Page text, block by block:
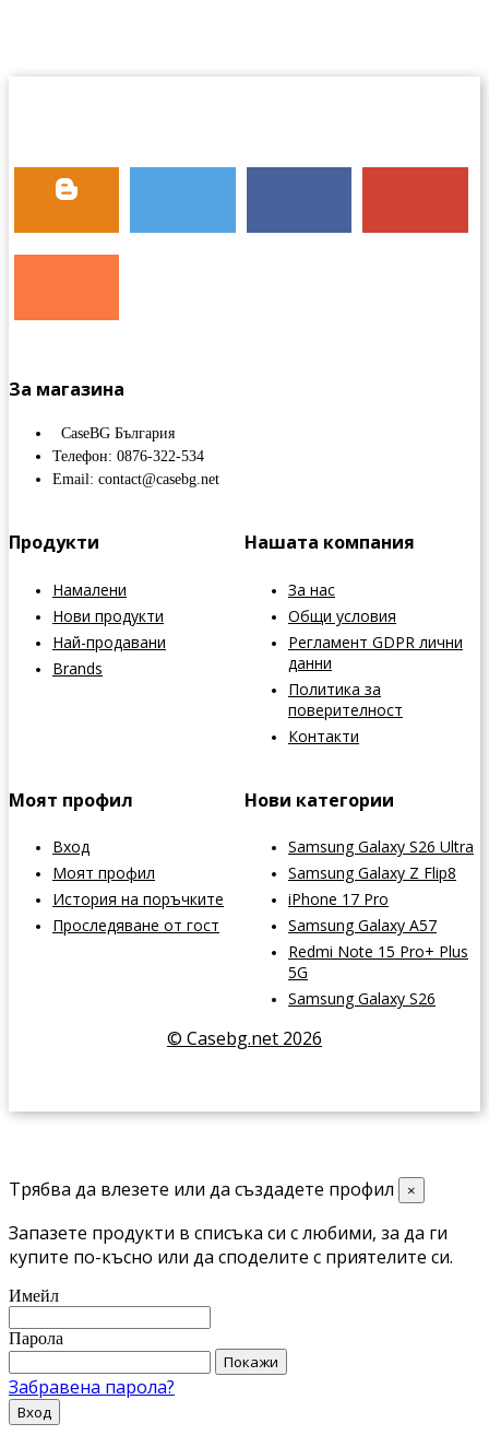
За магазина
CaseBG България
Телефон: 0876-322-534
Email: contact@casebg.net
Продукти
Намалени
Нови продукти
Най-продавани
Brands
Нашата компания
За нас
Общи условия
Регламент GDPR лични
данни
Политика за
поверителност
Контакти
Моят профил
Вход
Моят профил
История на поръчките
Проследяване от гост
Нови категории
Samsung Galaxy S26 Ultra
Samsung Galaxy Z Flip8
iPhone 17 Pro
Samsung Galaxy A57
Redmi Note 15 Pro+ Plus
5G
Samsung Galaxy S26
© Casebg.net 2026
Трябва да влезете или да създадете профил ×
Запазете продукти в списъка си с любими, за да ги
купите по-късно или да споделите с приятелите си.
Имейл
Парола
Покажи
Забравена парола?
Вход